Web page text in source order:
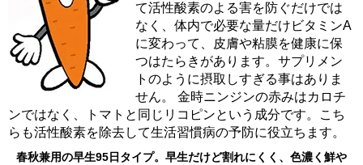
て活性酸素のよる害を防ぐだけでは
なく、体内で必要な量だけビタミンA
に変わって、皮膚や粘膜を健康に保
つはたらきがあります。サプリメン
トのように摂取しすぎる事はありま
せん。 金時ニンジンの赤みはカロチ
ンではなく、トマトと同じリコピンという成分です。こち
らも活性酸素を除去して生活習慣病の予防に役立ちます。
春秋兼用の早生95日タイプ。早生だけど割れにくく、色濃く鮮や